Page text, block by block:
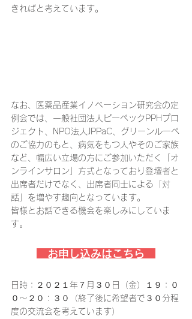
きればと考えています。
なお、医薬品産業イノベーション研究会の定
例会では、一般社団法人ピーペックPPHプロ
ジェクト、NPO法人JPPaC、グリーンルーペ
のご協力のもと、病気をもつ人やそのご家族
など、幅広い立場の方にご参加いただく「オ
ンラインサロン」方式となっており登壇者と
出席者だけでなく、出席者同士による「対
話」を増やす趣向となっています。
皆様とお話できる機会を楽しみにしていま
す。
お申し込みはこちら
日時：２０２１年７月３０日（金）１９：０
０～２０：３０（終了後に希望者で３０分程
度の交流会を考えています）